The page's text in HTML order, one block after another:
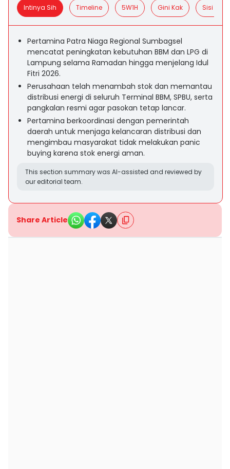
Intinya Sih Timeline 5W1H Gini Kak Sisi
Pertamina Patra Niaga Regional Sumbagsel
mencatat peningkatan kebutuhan BBM dan LPG di
Lampung selama Ramadan hingga menjelang Idul
Fitri 2026.
Perusahaan telah menambah stok dan memantau
distribusi energi di seluruh Terminal BBM, SPBU, serta
pangkalan resmi agar pasokan tetap lancar.
Pertamina berkoordinasi dengan pemerintah
daerah untuk menjaga kelancaran distribusi dan
mengimbau masyarakat tidak melakukan panic
buying karena stok energi aman.
This section summary was AI-assisted and reviewed by
our editorial team.
Share Article